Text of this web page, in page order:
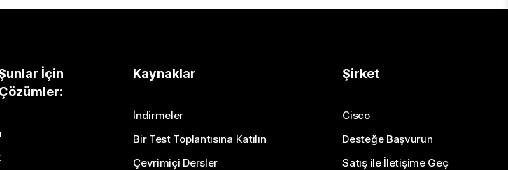
mı ihtiyacınız var?
İçin
Çözümler:
Kaynaklar
İndirmeler
Bir Test Toplantısına Katılın
Çevrimiçi Dersler
Şirket
Cisco
Desteğe Başvurun
Satış ile İletişime Geç